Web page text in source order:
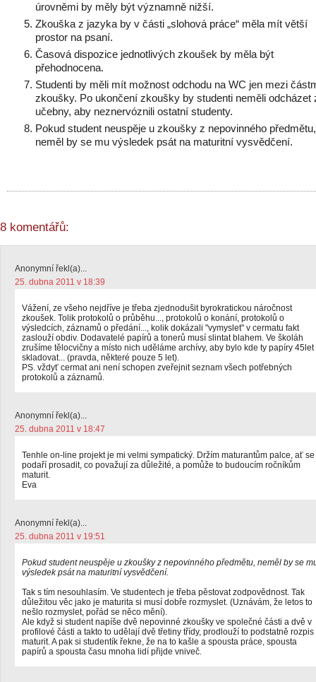
úrovněmi by měly být významně nižší.
Zkouška z jazyka by v části „slohová práce“ měla mít větší
prostor na psaní.
Časová dispozice jednotlivých zkoušek by měla být
přehodnocena.
Studenti by měli mít možnost odchodu na WC jen mezi
zkoušky. Po ukončení zkoušky by studenti neměli odcházet
učebny, aby neznervóznili ostatní studenty.
Pokud student neuspěje u zkoušky z nepovinného předmětu,
neměl by se mu výsledek psát na maturitní vysvědčení.
8 komentářů:
Anonymní řekl(a)...
25. dubna 2011 v 18:39
Vážení, ze všeho nejdříve je třeba zjednodušit byrokratickou náročnost
zkoušek. Tolik protokolů o průběhu..., protokolů o konání, protokolů o
výsledcích, záznamů o předání..., kolik dokázali "vymyslet" v cermatu fakt
zaslouží obdiv. Dodavatelé papírů a tonerů musí slintat blahem. Ve školáh
zrušíme tělocvičny a místo nich uděláme archívy, aby bylo kde ty papíry 45let
skladovat... (pravda, některé pouze 5 let).
PS. vždyť cermat ani není schopen zveřejnit seznam všech potřebných
protokolů a záznamů.
Anonymní řekl(a)...
25. dubna 2011 v 18:47
Tenhle on-line projekt je mi velmi sympatický. Držím maturantům palce, ať se
podaří prosadit, co považují za důležité, a pomůže to budoucím ročníkům
maturit.
Eva
Anonymní řekl(a)...
25. dubna 2011 v 19:51
Pokud student neuspěje u zkoušky z nepovinného předmětu, neměl by se
výsledek psát na maturitní vysvědčení.
Tak s tím nesouhlasím. Ve studentech je třeba pěstovat zodpovědnost. Tak
důležitou věc jako je maturita si musí dobře rozmyslet. (Uznávám, že letos to
nešlo rozmyslet, pořád se něco mění).
Ale když si student napíše dvě nepovinné zkoušky ve společné části a dvě v
profilové části a takto to udělají dvě třetiny třídy, prodlouží to podstatně rozpis
maturit. A pak si studentík řekne, že na to kašle a spousta práce, spousta
papírů a spousta času mnoha lidí přijde vniveč.